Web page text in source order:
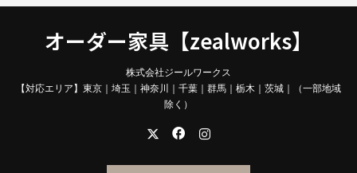
オーダー家具【zealworks】
株式会社ジールワークス
【対応エリア】東京｜埼玉｜神奈川｜千葉｜群馬｜栃木｜茨城｜（一部地域
除く）